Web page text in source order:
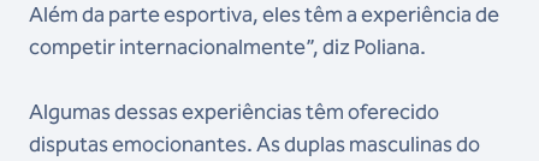
Além da parte esportiva, eles têm a experiência de
competir internacionalmente”, diz Poliana.
Algumas dessas experiências têm oferecido
disputas emocionantes. As duplas masculinas do